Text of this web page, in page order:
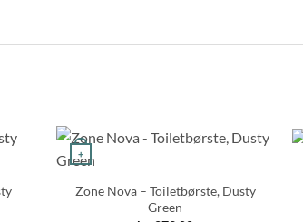
+
Zone Nova – Toiletbørste, Dusty
Green